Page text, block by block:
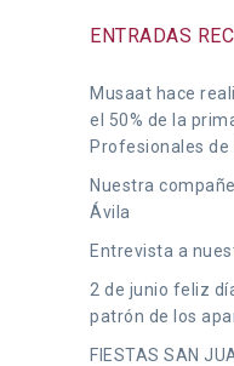
ENTRADAS
Musaat hace
el 50% de la
Profesionales
Nuestra
Ávila
Entrevista a
2 de junio feliz
patrón de los
FIESTAS SAN